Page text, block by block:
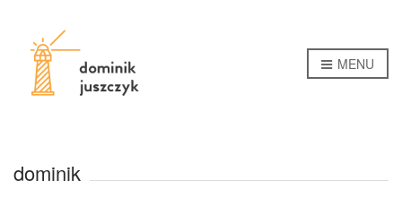
MENU
dominik